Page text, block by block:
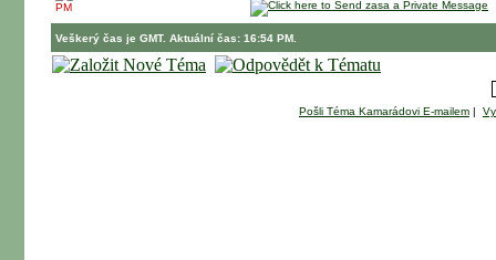
PM
Veškerý čas je GMT. Aktuální čas: 16:54 PM.
Pošli Téma Kamarádovi E-mailem |